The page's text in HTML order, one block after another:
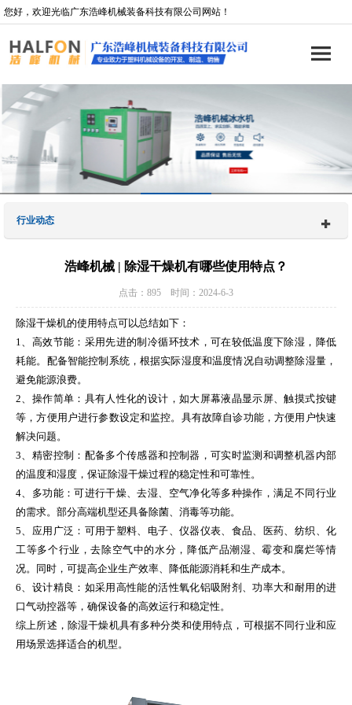
您好，欢迎光临广东浩峰机械装备科技有限公司网站！
行业动态
浩峰机械 | 除湿干燥机有哪些使用特点？
点击：895 时间：2024-6-3
除湿干燥机的使用特点可以总结如下：
1、高效节能：采用先进的制冷循环技术，可在较低温度下除湿，降低
耗能。配备智能控制系统，根据实际湿度和温度情况自动调整除湿量，
避免能源浪费。
2、操作简单：具有人性化的设计，如大屏幕液晶显示屏、触摸式按键
等，方便用户进行参数设定和监控。具有故障自诊功能，方便用户快速
解决问题。
3、精密控制：配备多个传感器和控制器，可实时监测和调整机器内部
的温度和湿度，保证除湿干燥过程的稳定性和可靠性。
4、多功能：可进行干燥、去湿、空气净化等多种操作，满足不同行业
的需求。部分高端机型还具备除菌、消毒等功能。
5、应用广泛：可用于塑料、电子、仪器仪表、食品、医药、纺织、化
工等多个行业，去除空气中的水分，降低产品潮湿、霉变和腐烂等情
况。同时，可提高企业生产效率、降低能源消耗和生产成本。
6、设计精良：如采用高性能的活性氧化铝吸附剂、功率大和耐用的进
口气动控器等，确保设备的高效运行和稳定性。
综上所述，除湿干燥机具有多种分类和使用特点，可根据不同行业和应
用场景选择适合的机型。